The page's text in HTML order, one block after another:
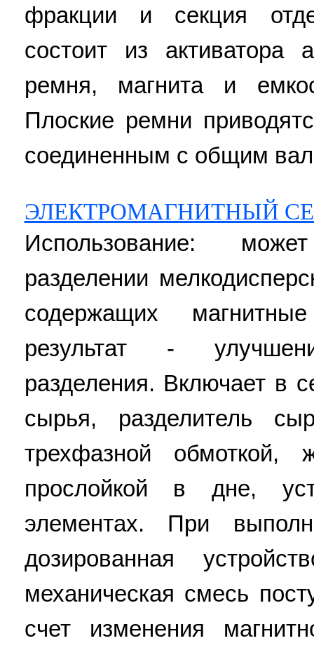
фракции и секция
состоит из активатора
ремня, магнита и
Плоские ремни
соединенным с общим
ЭЛЕКТРОМАГНИТНЫЙ
Использование:
разделении
содержащих
результат -
разделения. Включает в
сырья, разделитель
трехфазной обмоткой,
прослойкой в дне,
элементах. При
дозированная
механическая смесь
счет изменения